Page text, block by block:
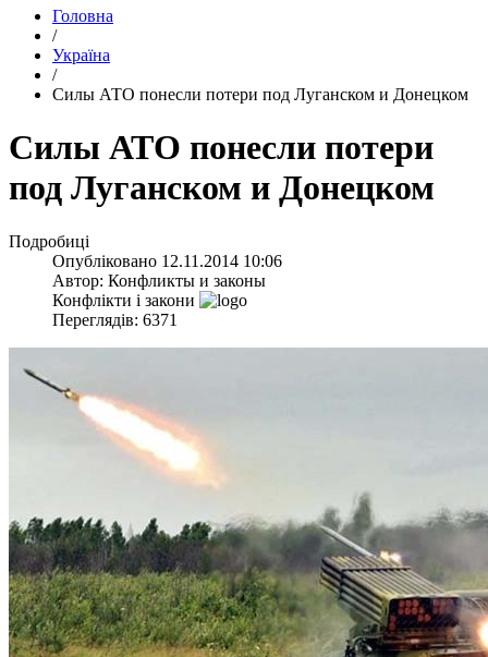
Головна
/
Україна
/
Силы АТО понесли потери под Луганском и Донецком
Силы АТО понесли потери
под Луганском и Донецком
Подробиці
Опубліковано 12.11.2014 10:06
Автор: Конфликты и законы
Конфлікти і закони
Переглядів: 6371